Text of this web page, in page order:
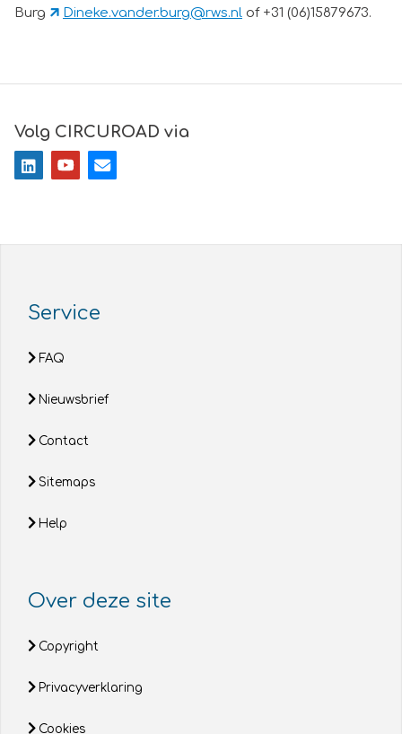
Burg
Dineke.vander.burg@rws.nl of +31 (06)15879673.
Volg CIRCUROAD via
Service
FAQ
Nieuwsbrief
Contact
Sitemaps
Help
Over deze site
Copyright
Privacyverklaring
Cookies